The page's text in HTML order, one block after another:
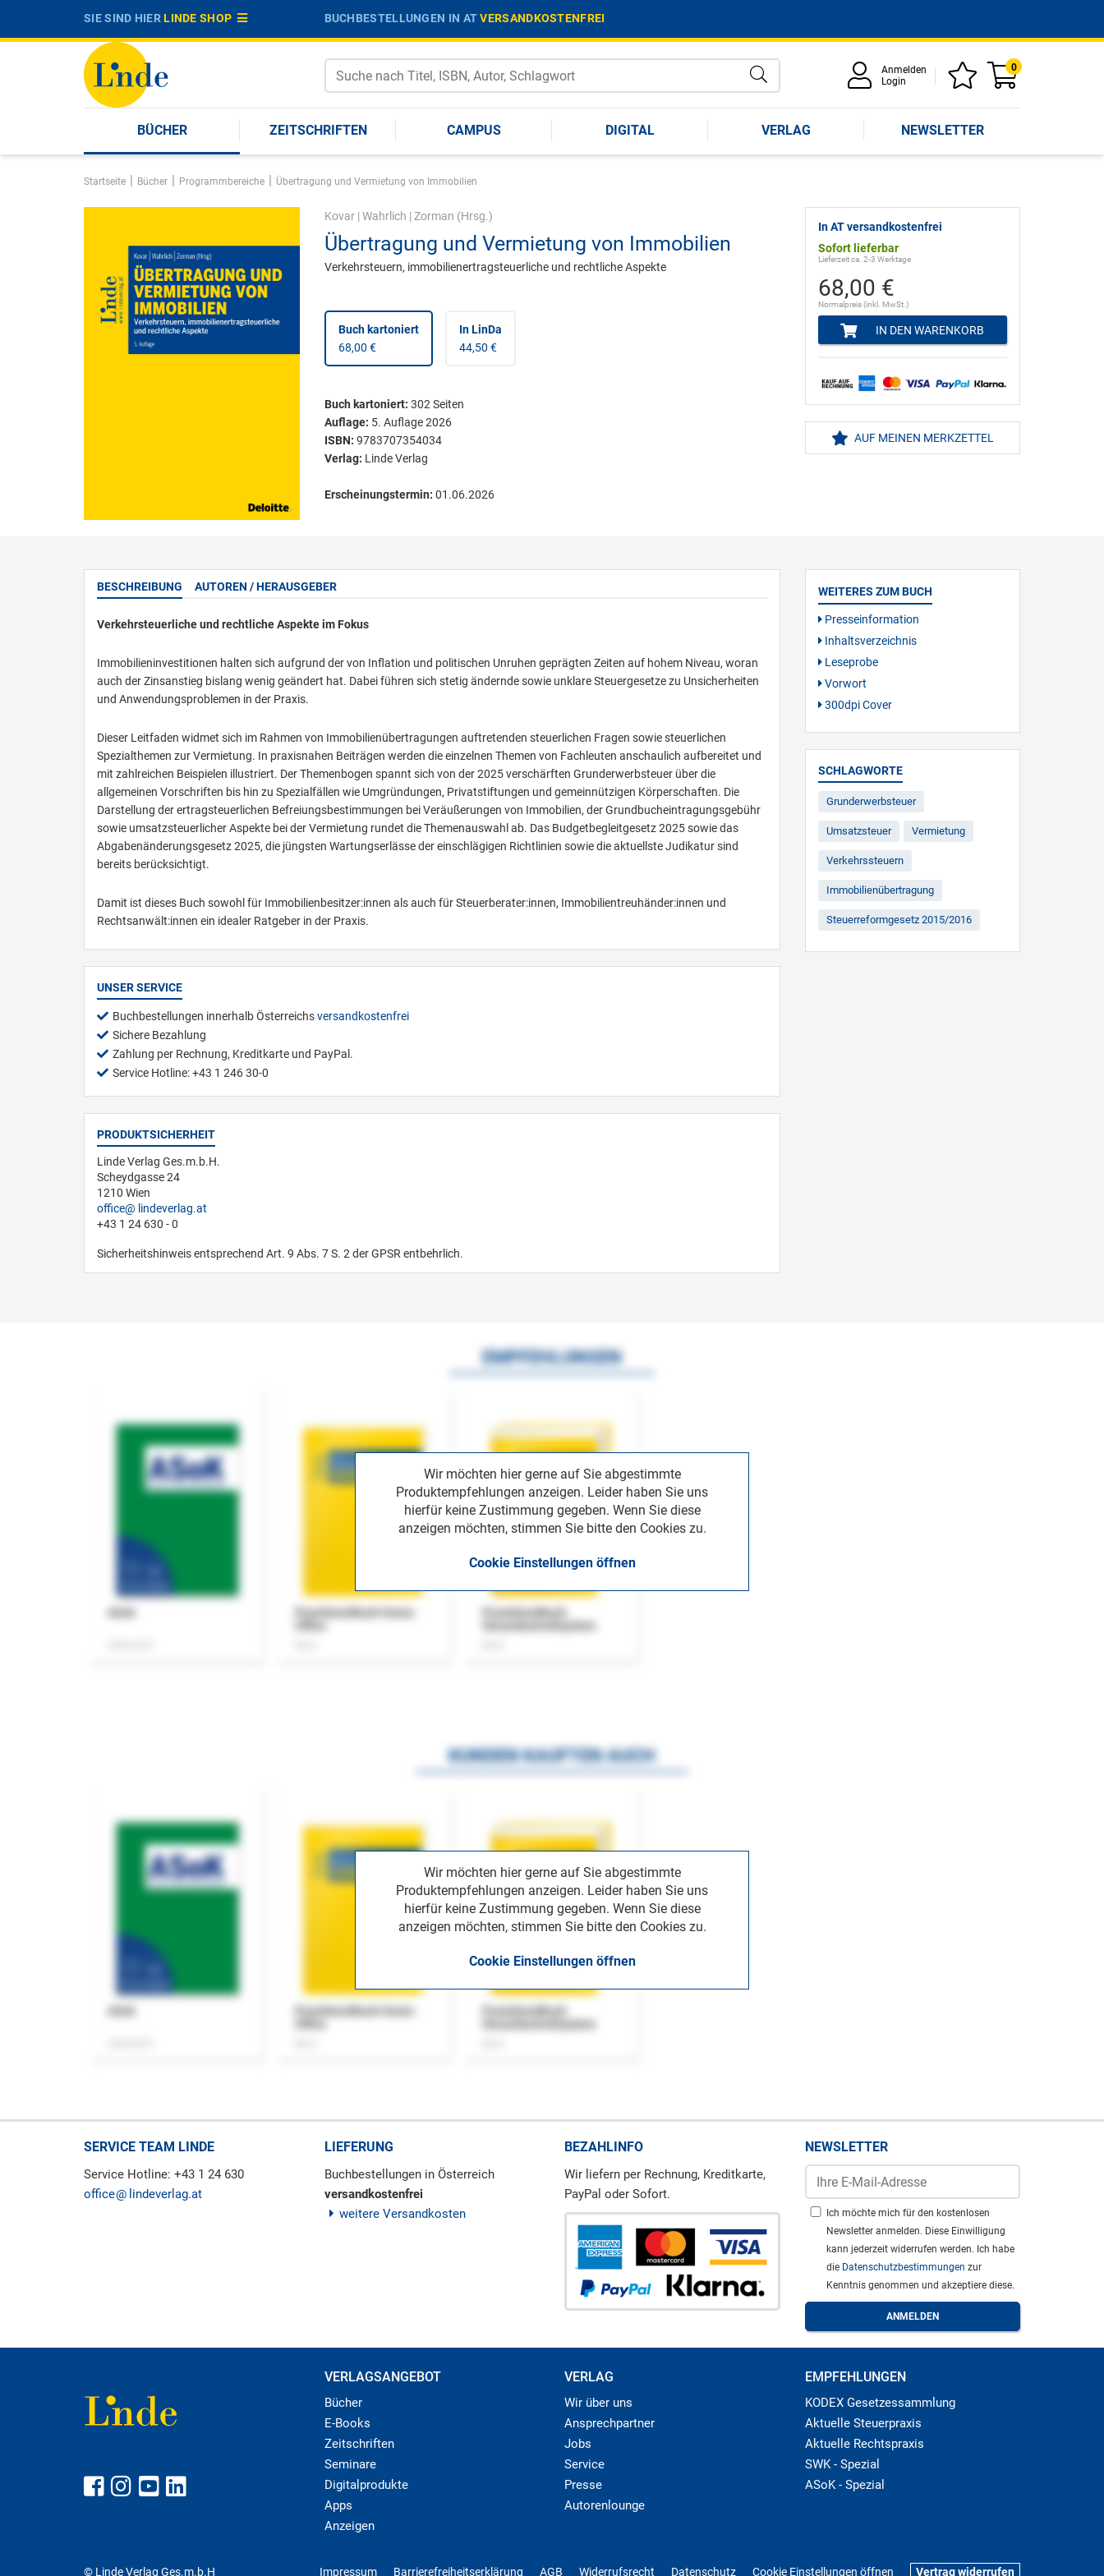
SIE SIND HIERLINDE SHOP BUCHBESTELLUNGEN IN ATVERSANDKOSTENFREI
Anmelden
Login
0
BÜCHER ZEITSCHRIFTEN CAMPUS DIGITAL VERLAG NEWSLETTER
Startseite | Bücher | Programmbereiche | Übertragung und Vermietung von Immobilien
Kovar| Wahrlich | Zorman (Hrsg.)
Übertragung und Vermietung von Immobilien
Verkehrsteuern, immobilienertragsteuerliche und rechtliche Aspekte
Buch kartoniert
68,00 €
In LinDa
44,50 €
Buch kartoniert: 302 Seiten
Auflage: 5. Auflage 2026
ISBN: 9783707354034
Verlag: Linde Verlag
Erscheinungstermin: 01.06.2026
In AT versandkostenfrei
Sofort lieferbar
Lieferzeit ca. 2-3 Werktage
68,00 €
Normalpreis (inkl. MwSt.)
IN DEN WARENKORB
AUF MEINEN MERKZETTEL
BESCHREIBUNG AUTOREN / HERAUSGEBER
Verkehrsteuerliche und rechtliche Aspekte im Fokus
Immobilieninvestitionen halten sich aufgrund der von Inflation und politischen Unruhen geprägten Zeiten auf hohem Niveau, woran
auch der Zinsanstieg bislang wenig geändert hat. Dabei führen sich stetig ändernde sowie unklare Steuergesetze zu Unsicherheiten
und Anwendungsproblemen in der Praxis.
Dieser Leitfaden widmet sich im Rahmen von Immobilienübertragungen auftretenden steuerlichen Fragen sowie steuerlichen
Spezialthemen zur Vermietung. In praxisnahen Beiträgen werden die einzelnen Themen von Fachleuten anschaulich aufbereitet und
mit zahlreichen Beispielen illustriert. Der Themenbogen spannt sich von der 2025 verschärften Grunderwerbsteuer über die
allgemeinen Vorschriften bis hin zu Spezialfällen wie Umgründungen, Privatstiftungen und gemeinnützigen Körperschaften. Die
Darstellung der ertragsteuerlichen Befreiungsbestimmungen bei Veräußerungen von Immobilien, der Grundbucheintragungsgebühr
sowie umsatzsteuerlicher Aspekte bei der Vermietung rundet die Themenauswahl ab. Das Budgetbegleitgesetz 2025 sowie das
Abgabenänderungsgesetz 2025, die jüngsten Wartungserlässe der einschlägigen Richtlinien sowie die aktuellste Judikatur sind
bereits berücksichtigt.
Damit ist dieses Buch sowohl für Immobilienbesitzer:innen als auch für Steuerberater:innen, Immobilientreuhänder:innen und
Rechtsanwält:innen ein idealer Ratgeber in der Praxis.
UNSER SERVICE
Buchbestellungen innerhalb Österreichsversandkostenfrei
Sichere Bezahlung
Zahlung per Rechnung, Kreditkarte und PayPal.
Service Hotline: +43 1 246 30-0
PRODUKTSICHERHEIT
Linde Verlag Ges.m.b.H.
Scheydgasse 24
1210 Wien
office
lindeverlag.at
+43 1 24 630 - 0
Sicherheitshinweis entsprechend Art. 9 Abs. 7 S. 2 der GPSR entbehrlich.
WEITERES ZUM BUCH
Presseinformation
Inhaltsverzeichnis
Leseprobe
Vorwort
300dpi Cover
SCHLAGWORTE
Grunderwerbsteuer
Umsatzsteuer Vermietung
Verkehrssteuern
Immobilienübertragung
Steuerreformgesetz 2015/2016
Wir möchten hier gerne auf Sie abgestimmte
Produktempfehlungen anzeigen. Leider haben Sie uns
hierfür keine Zustimmung gegeben. Wenn Sie diese
anzeigen möchten, stimmen Sie bitte den Cookies zu.
Cookie Einstellungen öffnen
EMPFEHLUNGEN
Praxishandbuch Home-
Praxishandbuch
Wir möchten hier gerne auf Sie abgestimmte
Produktempfehlungen anzeigen. Leider haben Sie uns
hierfür keine Zustimmung gegeben. Wenn Sie diese
anzeigen möchten, stimmen Sie bitte den Cookies zu.
Cookie Einstellungen öffnen
KUNDEN KAUFTEN AUCH
Praxishandbuch Home-
Praxishandbuch
SERVICE TEAM LINDE
Service Hotline: +43 1 24 630
office
lindeverlag.at
LIEFERUNG
Buchbestellungen in Österreich
versandkostenfrei
weitere Versandkosten
BEZAHLINFO
Wir liefern per Rechnung, Kreditkarte,
PayPal oder Sofort.
NEWSLETTER
Ich möchte mich für den kostenlosen
Newsletter anmelden. Diese Einwilligung
kann jederzeit widerrufen werden. Ich habe
die Datenschutzbestimmungen zur
Kenntnis genommen und akzeptiere diese.
VERLAGSANGEBOT
Bücher
E-Books
Zeitschriften
Seminare
Digitalprodukte
Apps
Anzeigen
VERLAG
Wir über uns
Ansprechpartner
Jobs
Service
Presse
Autorenlounge
EMPFEHLUNGEN
KODEX Gesetzessammlung
Aktuelle Steuerpraxis
Aktuelle Rechtspraxis
SWK - Spezial
ASoK - Spezial
© Linde Verlag Ges.m.b.H Impressum Barrierefreiheitserklärung AGB Widerrufsrecht Datenschutz Cookie Einstellungen öffnen Vertrag widerrufen